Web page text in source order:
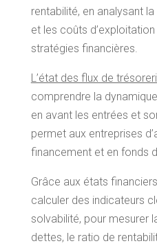
rentabilité, en analysant
et les coûts
stratégies financières.
L’état des flux de
comprendre la
en avant les entrées et
permet aux entreprises
financement et en fonds
Grâce aux états
calculer des indicateurs
solvabilité, pour mesurer
dettes, le ratio de